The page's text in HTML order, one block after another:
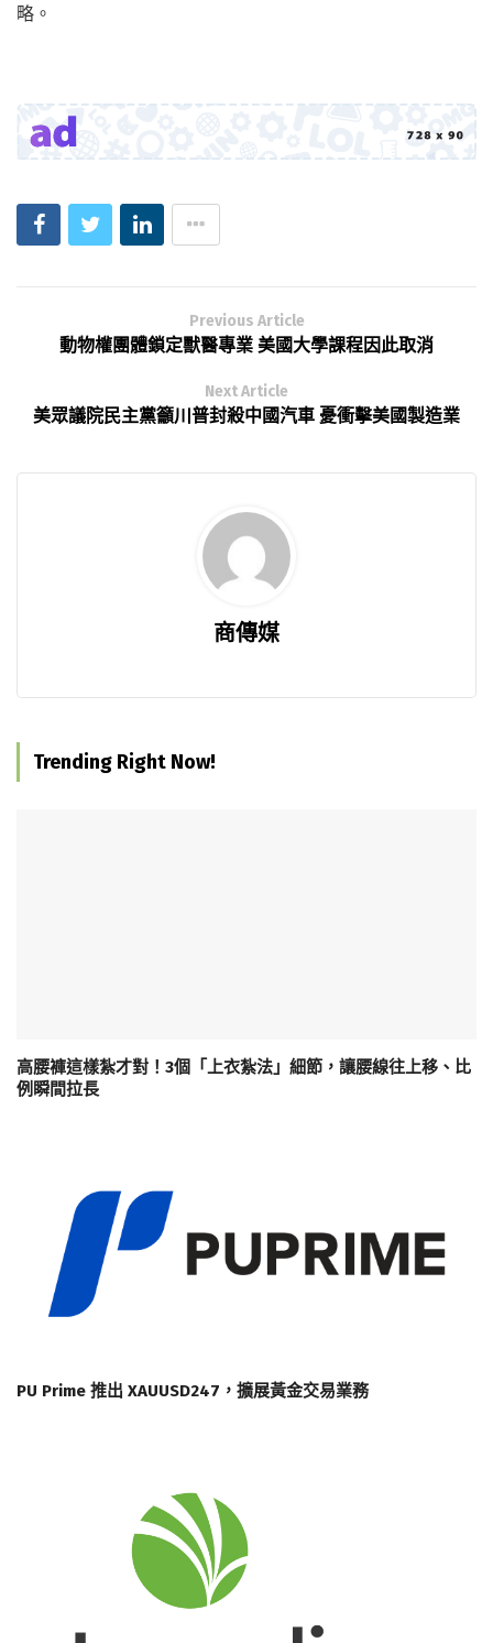
略。
Previous Article
動物權團體鎖定獸醫專業 美國大學課程因此取消
Next Article
美眾議院民主黨籲川普封殺中國汽車 憂衝擊美國製造業
商傳媒
Trending Right Now!
高腰褲這樣紮才對！3個「上衣紮法」細節，讓腰線往上移、比
例瞬間拉長
PU Prime 推出 XAUUSD247，擴展黃金交易業務